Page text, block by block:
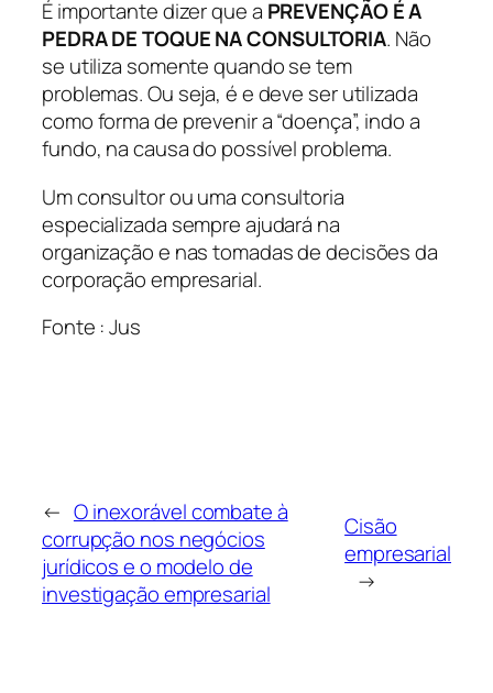
É importante dizer que a PREVENÇÃO É A
PEDRA DE TOQUE NA CONSULTORIA. Não
se utiliza somente quando se tem
problemas. Ou seja, é e deve ser utilizada
como forma de prevenir a “doença”, indo a
fundo, na causa do possível problema.
Um consultor ou uma consultoria
especializada sempre ajudará na
organização e nas tomadas de decisões da
corporação empresarial.
Fonte : Jus
← O inexorável combate à
corrupção nos negócios
jurídicos e o modelo de
investigação empresarial
Cisão
empresarial
→